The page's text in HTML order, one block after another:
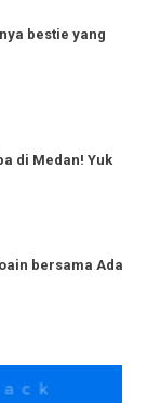
bestie yang
di Medan! Yuk
bersama Ada